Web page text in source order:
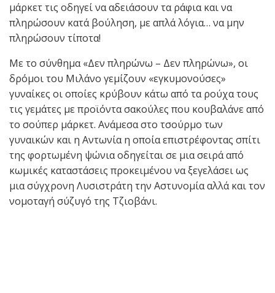
μάρκετ τις οδηγεί να αδειάσουν τα ράφια και να
πληρώσουν κατά βούληση, με απλά λόγια… να μην
πληρώσουν τίποτα!
Με το σύνθημα «Δεν πληρώνω – Δεν πληρώνω», οι
δρόμοι του Μιλάνο γεμίζουν «εγκυμονούσες»
γυναίκες οι οποίες κρύβουν κάτω από τα ρούχα τους
τις γεμάτες με προϊόντα σακούλες που κουβαλάνε από
το σούπερ μάρκετ. Ανάμεσα στο τσούρμο των
γυναικών και η Αντωνία η οποία επιστρέφοντας σπίτι
της φορτωμένη ψώνια οδηγείται σε μια σειρά από
κωμικές καταστάσεις προκειμένου να ξεγελάσει ως
μια σύγχρονη Λυσιστράτη την Αστυνομία αλλά και τον
νομοταγή σύζυγό της Τζιοβάνι.